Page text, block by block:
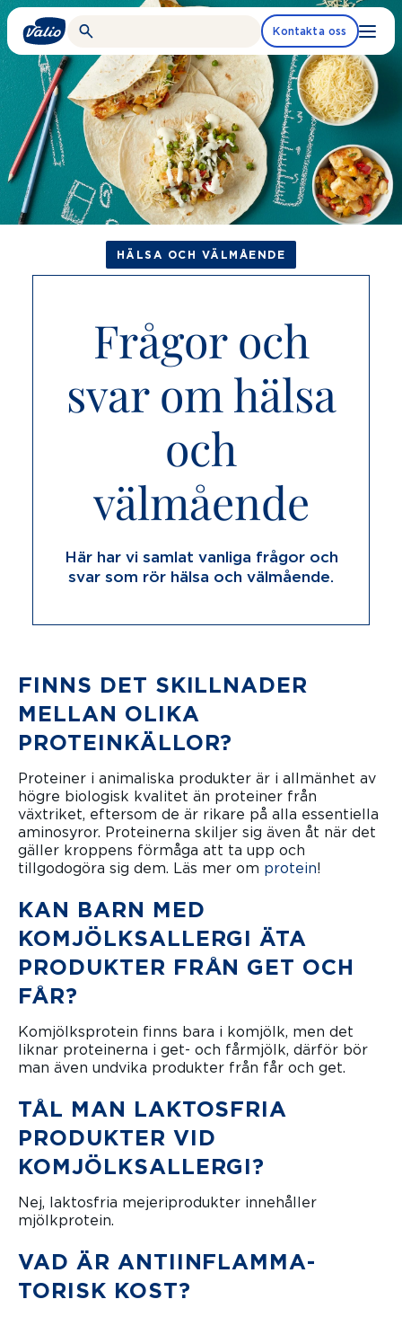
Fortsätt
till
innehållet
Kontakta oss
HÄLSA OCH VÄLMÅENDE
Frågor och
svar om hälsa
och
välmående
Här har vi samlat vanliga frågor och
svar som rör hälsa och välmående.
FINNS DET SKILLNADER
MELLAN OLIKA
PROTEINKÄLLOR?
Proteiner i animaliska produkter är i allmänhet av
högre biologisk kvalitet än proteiner från
växtriket, eftersom de är rikare på alla essentiella
aminosyror. Proteinerna skiljer sig även åt när det
gäller kroppens förmåga att ta upp och
tillgodogöra sig dem. Läs mer om protein!
KAN BARN MED
KOMJÖLKSALLERGI ÄTA
PRODUKTER FRÅN GET OCH
FÅR?
Komjölksprotein finns bara i komjölk, men det
liknar proteinerna i get- och fårmjölk, därför bör
man även undvika produkter från får och get.
TÅL MAN LAKTOSFRIA
PRODUKTER VID
KOMJÖLKSALLERGI?
Nej, laktosfria mejeriprodukter innehåller
mjölkprotein.
VAD ÄR ANTIINFLAM­MA­
TORISK KOST?